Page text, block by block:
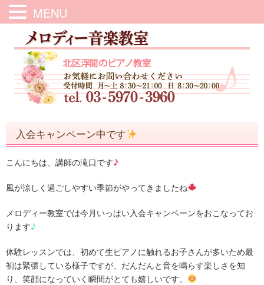
MENU
入会キャンペーン中です
こんにちは、講師の滝口です♪
風が涼しく過ごしやすい季節がやってきましたね
メロディー教室では今月いっぱい入会キャンペーンをおこなってお
ります♪
体験レッスンでは、初めて生ピアノに触れるお子さんが多いため最
初は緊張している様子ですが、だんだんと音を鳴らす楽しさを知
り、笑顔になっていく瞬間がとても嬉しいです。